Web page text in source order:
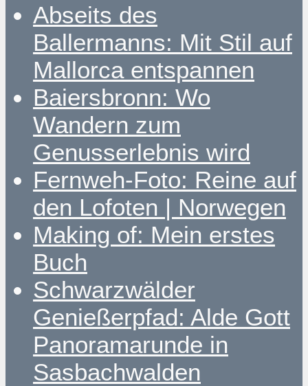
Abseits des
Ballermanns: Mit Stil auf
Mallorca entspannen
Baiersbronn: Wo
Wandern zum
Genusserlebnis wird
Fernweh-Foto: Reine auf
den Lofoten | Norwegen
Making of: Mein erstes
Buch
Schwarzwälder
Genießerpfad: Alde Gott
Panoramarunde in
Sasbachwalden